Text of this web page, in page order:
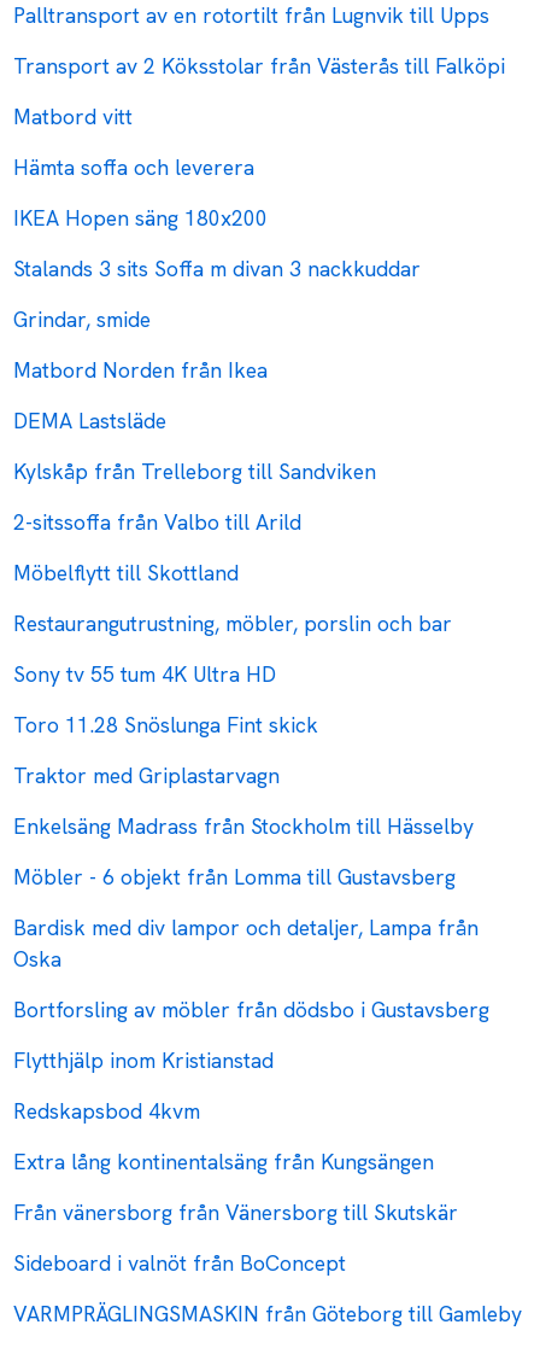
Palltransport av en rotortilt från Lugnvik till Upps
Transport av 2 Köksstolar från Västerås till Falköpi
Matbord vitt
Hämta soffa och leverera
IKEA Hopen säng 180x200
Stalands 3 sits Soffa m divan 3 nackkuddar
Grindar, smide
Matbord Norden från Ikea
DEMA Lastsläde
Kylskåp från Trelleborg till Sandviken
2-sitssoffa från Valbo till Arild
Möbelflytt till Skottland
Restaurangutrustning, möbler, porslin och bar
Sony tv 55 tum 4K Ultra HD
Toro 11.28 Snöslunga Fint skick
Traktor med Griplastarvagn
Enkelsäng Madrass från Stockholm till Hässelby
Möbler - 6 objekt från Lomma till Gustavsberg
Bardisk med div lampor och detaljer, Lampa från
Oska
Bortforsling av möbler från dödsbo i Gustavsberg
Flytthjälp inom Kristianstad
Redskapsbod 4kvm
Extra lång kontinentalsäng från Kungsängen
Från vänersborg från Vänersborg till Skutskär
Sideboard i valnöt från BoConcept
VARMPRÄGLINGSMASKIN från Göteborg till Gamleby